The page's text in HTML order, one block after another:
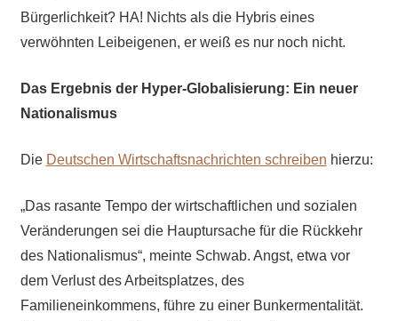
Bürgerlichkeit? HA! Nichts als die Hybris eines
verwöhnten Leibeigenen, er weiß es nur noch nicht.
Das Ergebnis der Hyper-Globalisierung: Ein neuer
Nationalismus
Die Deutschen Wirtschaftsnachrichten schreiben hierzu:
„Das rasante Tempo der wirtschaftlichen und sozialen
Veränderungen sei die Hauptursache für die Rückkehr
des Nationalismus“, meinte Schwab. Angst, etwa vor
dem Verlust des Arbeitsplatzes, des
Familieneinkommens, führe zu einer Bunkermentalität.